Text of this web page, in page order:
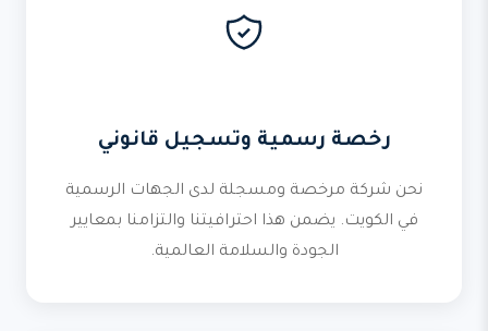
رخصة رسمية وتسجيل قانوني
نحن شركة مرخصة ومسجلة لدى الجهات الرسمية
في الكويت. يضمن هذا احترافيتنا والتزامنا بمعايير
الجودة والسلامة العالمية.